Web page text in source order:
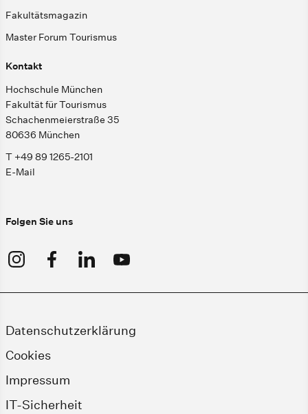
Fakultätsmagazin
Master Forum Tourismus
Kontakt
Hochschule München
Fakultät für Tourismus
Schachenmeierstraße 35
80636 München
T +49 89 1265-2101
E-Mail
Folgen Sie uns
Datenschutzerklärung
Cookies
Impressum
IT-Sicherheit